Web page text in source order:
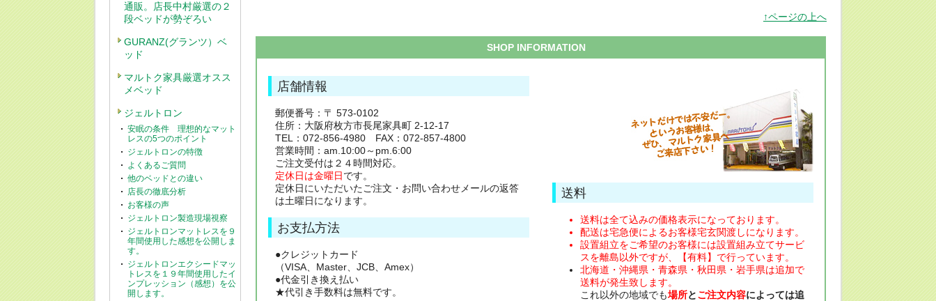
通販。店長中村厳選の２
段ベッドが勢ぞろい
GURANZ(グランツ）ベ
ッド
マルトク家具厳選オスス
メベッド
ジェルトロン
安眠の条件 理想的なマット
レスの5つのポイント
ジェルトロンの特徴
よくあるご質問
他のベッドとの違い
店長の徹底分析
お客様の声
ジェルトロン製造現場視察
ジェルトロンマットレスを９
年間使用した感想を公開しま
す。
ジェルトロンエクシードマッ
トレスを１９年間使用したイ
ンプレッション（感想）を公
開します。
↑ページの上へ
SHOP INFORMATION
店舗情報
郵便番号：〒 573-0102
住所：大阪府枚方市長尾家具町 2-12-17
TEL：072-856-4980 FAX：072-857-4800
営業時間：am.10:00～pm.6:00
ご注文受付は２４時間対応。
定休日は金曜日です。
定休日にいただいたご注文・お問い合わせメールの返答
は土曜日になります。
お支払方法
●クレジットカード
（VISA、Master、JCB、Amex）
●代金引き換え払い
★代引き手数料は無料です。
送料
送料は全て込みの価格表示になっております。
配送は宅急便によるお客様宅玄関渡しになります。
設置組立をご希望のお客様には設置組み立てサービ
スを離島以外ですが、【有料】で行っています。
北海道・沖縄県・青森県・秋田県・岩手県は追加で
送料が発生致します。
これ以外の地域でも場所とご注文内容によっては追